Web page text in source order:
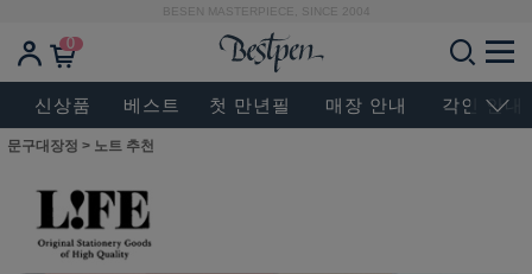
BESEN MASTERPIECE, SINCE 2004
0
신상품 베스트 첫 만년필 매장 안내 각인 안내
문구대장정 > 노트 추천